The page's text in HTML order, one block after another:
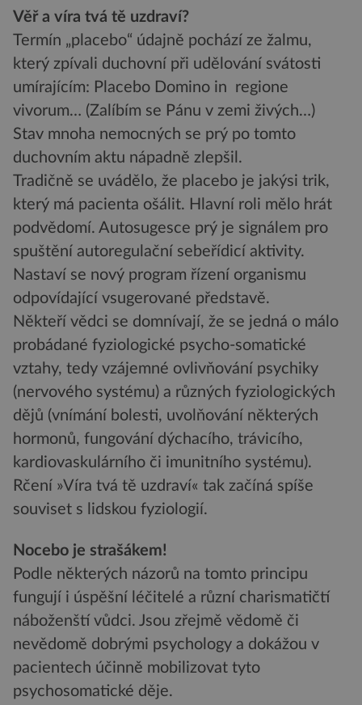
Věř a víra tvá tě uzdraví?
Termín „placebo“ údajně pochází ze žalmu,
který zpívali duchovní při udělování svátosti
umírajícím: Placebo Domino in regione
vivorum… (Zalíbím se Pánu v zemi živých…)
Stav mnoha nemocných se prý po tomto
duchovním aktu nápadně zlepšil.
Tradičně se uvádělo, že placebo je jakýsi trik,
který má pacienta ošálit. Hlavní roli mělo hrát
podvědomí. Autosugesce prý je signálem pro
spuštění autoregulační sebeřídicí aktivity.
Nastaví se nový program řízení organismu
odpovídající vsugerované představě.
Někteří vědci se domnívají, že se jedná o málo
probádané fyziologické psycho-somatické
vztahy, tedy vzájemné ovlivňování psychiky
(nervového systému) a různých fyziologických
dějů (vnímání bolesti, uvolňování některých
hormonů, fungování dýchacího, trávicího,
kardiovaskulárního či imunitního systému).
Rčení »Víra tvá tě uzdraví« tak začíná spíše
souviset s lidskou fyziologií.
Nocebo je strašákem!
Podle některých názorů na tomto principu
fungují i úspěšní léčitelé a různí charismatičtí
náboženští vůdci. Jsou zřejmě vědomě či
nevědomě dobrými psychology a dokážou v
pacientech účinně mobilizovat tyto
psychosomatické děje.